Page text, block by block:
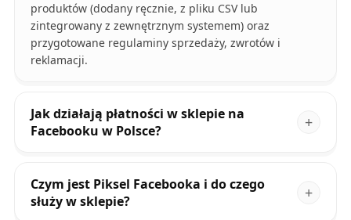
produktów (dodany ręcznie, z pliku CSV lub
zintegrowany z zewnętrznym systemem) oraz
przygotowane regulaminy sprzedaży, zwrotów i
reklamacji.
Jak działają płatności w sklepie na
Facebooku w Polsce?
Czym jest Piksel Facebooka i do czego
służy w sklepie?